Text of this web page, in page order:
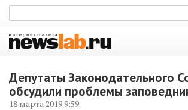
Депутаты Законодательного
обсудили проблемы
18 марта 2019 9:59